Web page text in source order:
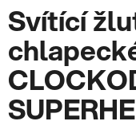
Svítící